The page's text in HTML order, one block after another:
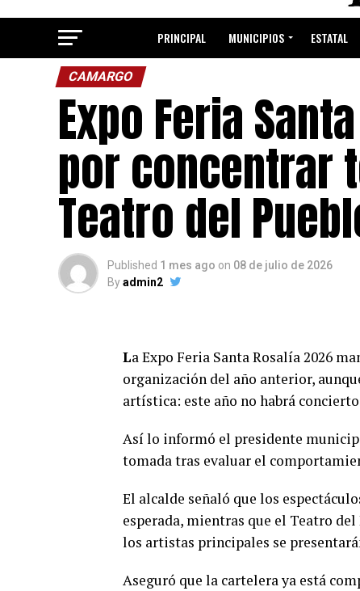
PRINCIPAL MUNICIPIOS ESTATAL
CAMARGO
Expo Feria
por concentrar
Teatro del
Published 1 mes ago on 08 de julio de 2026
Byadmin2
La Expo Feria Santa Rosalía 2026
organización del año anterior,
artística: este año no habrá
Así lo informó el presidente
tomada tras evaluar el
El alcalde señaló que los
esperada, mientras que el Teatro
los artistas principales se
Aseguró que la cartelera ya está